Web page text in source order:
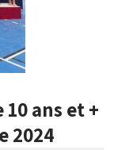
ans et +
2024